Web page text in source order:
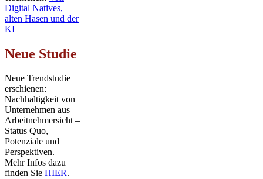
Digital Natives,
alten Hasen und der
KI
Neue Studie
Neue Trendstudie
erschienen:
Nachhaltigkeit von
Unternehmen aus
Arbeitnehmersicht –
Status Quo,
Potenziale und
Perspektiven.
Mehr Infos dazu
finden Sie HIER.